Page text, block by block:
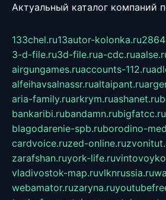
Актуальный каталог компаний
133chel.ru13autor-kolonka.ru
3-d-file.ru3d-file.rua-cdc.ru
airgungames.ruaccounts-112.ru
alfeihavsalnassr.rualtaipant.ru
aria-family.ruarkrym.ruashanet.ru
bankaribi.rubandamn.rubigfatcc.ru
blagodarenie-spb.ruborodino-
cardvoice.ruzed-online.ru
zarafshan.ruyork-life.ru
vladivostok-map.ruvlknrussia.ru
webamator.ruzaryna.ru